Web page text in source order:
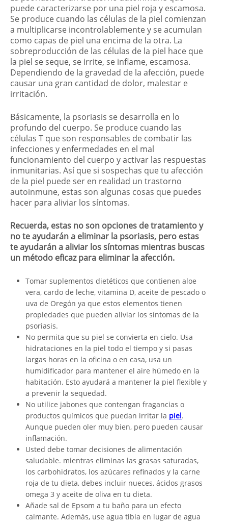
puede caracterizarse por una piel roja y escamosa.
Se produce cuando las células de la piel comienzan
a multiplicarse incontrolablemente y se acumulan
como capas de piel una encima de la otra. La
sobreproducción de las células de la piel hace que
la piel se seque, se irrite, se inflame, escamosa.
Dependiendo de la gravedad de la afección, puede
causar una gran cantidad de dolor, malestar e
irritación.
Básicamente, la psoriasis se desarrolla en lo
profundo del cuerpo. Se produce cuando las
células T que son responsables de combatir las
infecciones y enfermedades en el mal
funcionamiento del cuerpo y activar las respuestas
inmunitarias. Así que si sospechas que tu afección
de la piel puede ser en realidad un trastorno
autoinmune, estas son algunas cosas que puedes
hacer para aliviar los síntomas.
Recuerda, estas no son opciones de tratamiento y
no te ayudarán a eliminar la psoriasis, pero estas
te ayudarán a aliviar los síntomas mientras buscas
un método eficaz para eliminar la afección.
Tomar suplementos dietéticos que contienen aloe
vera, cardo de leche, vitamina D, aceite de pescado o
uva de Oregón ya que estos elementos tienen
propiedades que pueden aliviar los síntomas de la
psoriasis.
No permita que su piel se convierta en cielo. Usa
hidrataciones en la piel todo el tiempo y si pasas
largas horas en la oficina o en casa, usa un
humidificador para mantener el aire húmedo en la
habitación. Esto ayudará a mantener la piel flexible y
a prevenir la sequedad.
No utilice jabones que contengan fragancias o
productos químicos que puedan irritar la piel.
Aunque pueden oler muy bien, pero pueden causar
inflamación.
Usted debe tomar decisiones de alimentación
saludable. mientras eliminas las grasas saturadas,
los carbohidratos, los azúcares refinados y la carne
roja de tu dieta, debes incluir nueces, ácidos grasos
omega 3 y aceite de oliva en tu dieta.
Añade sal de Epsom a tu baño para un efecto
calmante. Además, use agua tibia en lugar de agua